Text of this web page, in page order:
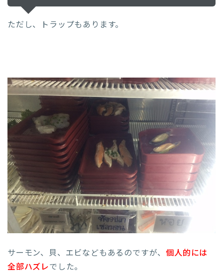
ただし、トラップもあります。
サーモン、貝、エビなどもあるのですが、個人的には
全部ハズレでした。